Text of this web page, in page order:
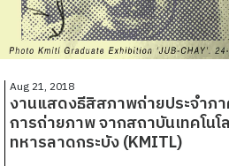
Aug 21, 2018
งานแสดงธีสิสภาพถ่ายประจำภ
การถ่ายภาพ จากสถาบันเทคโน
ทหารลาดกระบัง (KMITL)